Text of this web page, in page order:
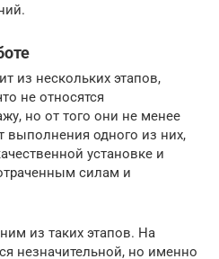
из нескольких этапов,
не относятся
но от того они не менее
выполнения одного из них,
установке и
силам и
из таких этапов. На
незначительной, но именно